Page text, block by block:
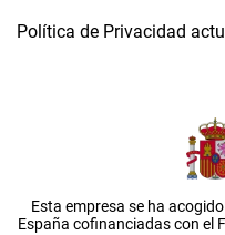
Política de Privacidad
Esta empresa se ha
España cofinanciadas con el